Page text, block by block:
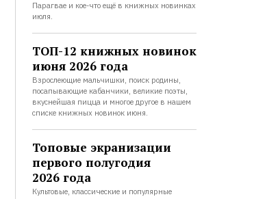
Парагвае и кое-что ещё в книжных новинках
июля.
ТОП-12 книжных новинок
июня 2026 года
Взрослеющие мальчишки, поиск родины,
посапывающие кабанчики, великие поэты,
вкуснейшая пицца и многое другое в нашем
списке книжных новинок июня.
Топовые экранизации
первого полугодия
2026 года
Культовые, классические и популярные